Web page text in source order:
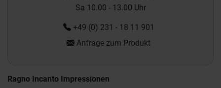
Sa 10.00 - 13.00 Uhr
+49 (0) 231 - 18 11 901
Anfrage zum Produkt
Ragno Incanto Impressionen